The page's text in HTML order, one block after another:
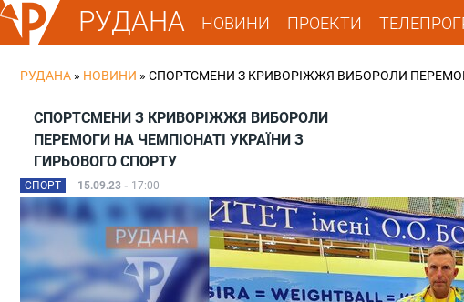
РУДАНА НОВИНИ ПРОЕКТИ
РУДАНА » НОВИНИ » СПОРТСМЕНИ З КРИВОРІЖЖЯ ВИБОРОЛИ
СПОРТСМЕНИ З КРИВОРІЖЖЯ ВИБОРОЛИ
ПЕРЕМОГИ НА ЧЕМПІОНАТІ УКРАЇНИ З
ГИРЬОВОГО СПОРТУ
СПОРТ 15.09.23 - 17:00